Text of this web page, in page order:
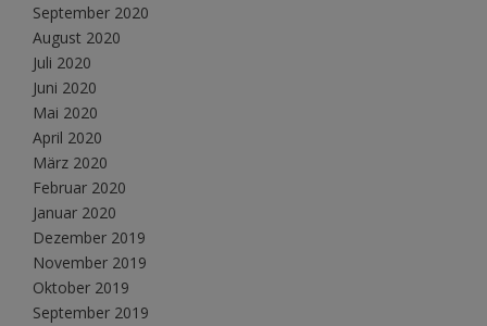
September 2020
August 2020
Juli 2020
Juni 2020
Mai 2020
April 2020
März 2020
Februar 2020
Januar 2020
Dezember 2019
November 2019
Oktober 2019
September 2019